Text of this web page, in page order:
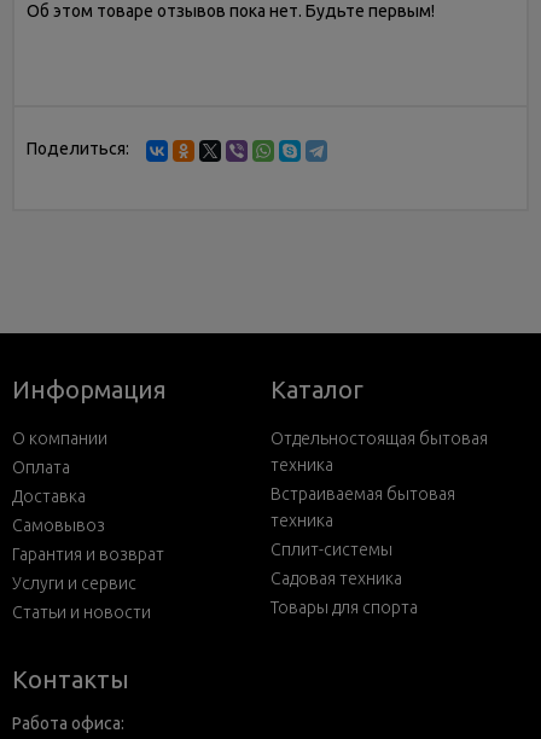
Об этом товаре отзывов пока нет. Будьте первым!
Поделиться:
Информация
О компании
Оплата
Доставка
Самовывоз
Гарантия и возврат
Услуги и сервис
Статьи и новости
Каталог
Отдельностоящая бытовая
техника
Встраиваемая бытовая
техника
Сплит-системы
Садовая техника
Товары для спорта
Контакты
Работа офиса: